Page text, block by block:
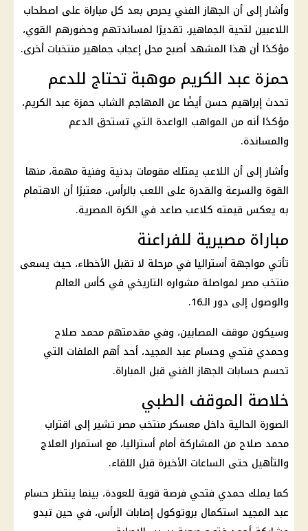
وأشار إلى أن الجهاز الفني يحرص بعد كل مباراة على اصطحاب
اللاعبين لتحية الجماهير، تقديرًا لمساندتهم وحضورهم القوي،
مؤكدًا أن هذا المشهد أصبح محل إعجاب جماهير منتخبات أخرى.
حمزة عبد الكريم موهبة تحتاج للدعم
تحدث إبراهيم حسن أيضًا عن المهاجم الشاب حمزة عبد الكريم،
مؤكدًا أنه من المواهب الواعدة التي تستحق الدعم
والمساندة.
وأشار إلى أن اللاعب يمتلك مقومات بدنية وفنية مهمة، منها
القوة والسرعة والقدرة على اللعب بالرأس، معتبرًا أن الاهتمام
به يعكس قيمته كلاعب صاعد في الكرة المصرية.
مباراة مصيرية للفراعنة
تأتي مواجهة أستراليا في مرحلة لا تقبل الأخطاء، حيث يسعى
منتخب مصرلمواصلة مشواره التاريخي في كأس العالم
والوصول إلى دور الـ16.
وسيكون موقف المصابين، وفي مقدمتهم محمد صلاح
وحمدي فتحي وحسام عبد المجيد، أحد أهم الملفات التي
تحسم حسابات الجهاز الفني قبل المباراة.
خلاصة الموقف الطبي
الصورة الحالية داخل معسكرمنتخب مصرتشير إلى اقتراب
محمد صلاح من المشاركة أمام أستراليا، مع استمرار العلاج
والتأهيل حتى الساعات الأخيرة قبل اللقاء.
كما يملك حمدي فتحي فرصة قوية للعودة، بينما ينتظر حسام
عبد المجيد استكمال بروتوكول إصابات الرأس، في حين تبدو